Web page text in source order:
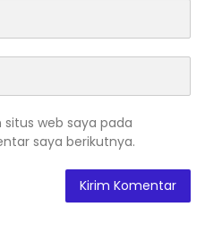
web saya pada
saya berikutnya.